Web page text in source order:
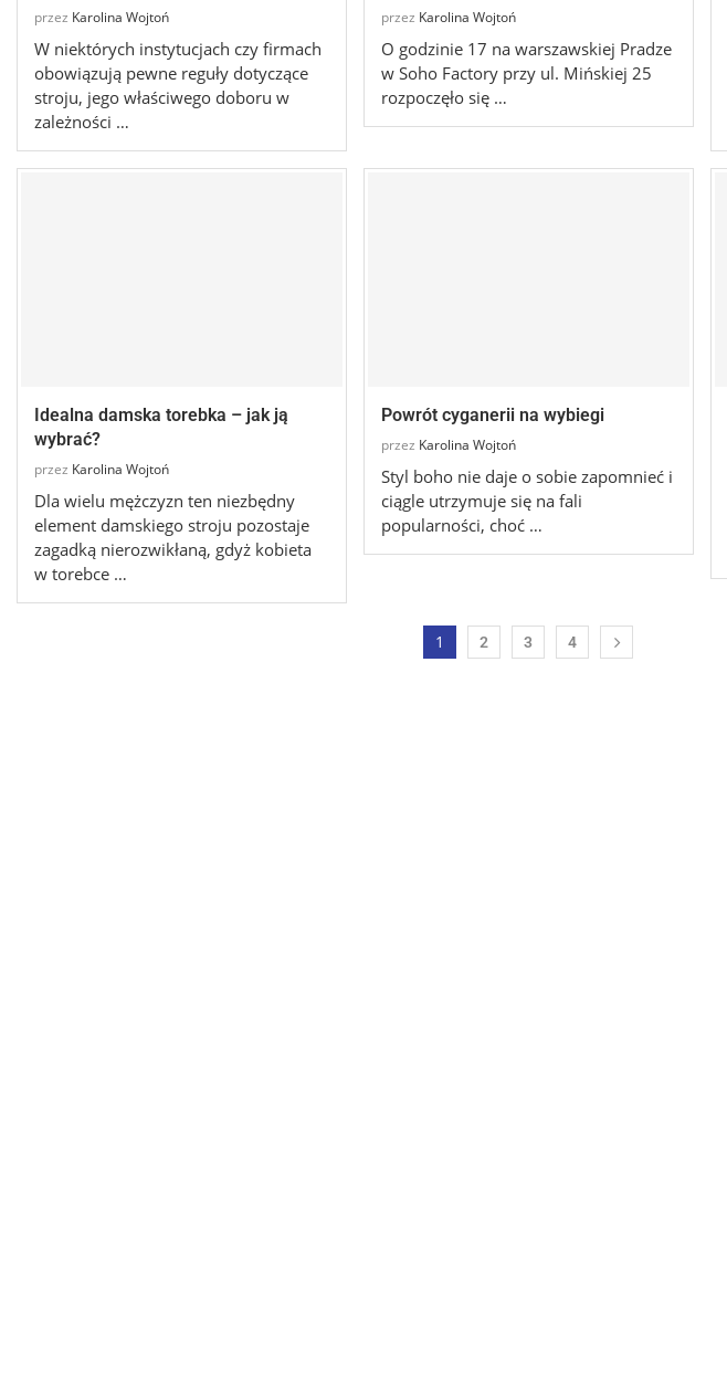
przez Karolina Wojtoń
W niektórych instytucjach czy firmach
obowiązują pewne reguły dotyczące
stroju, jego właściwego doboru w
zależności …
przez Karolina Wojtoń
O godzinie 17 na warszawskiej Pradze
w Soho Factory przy ul. Mińskiej 25
rozpoczęło się …
Idealna damska torebka – jak ją
wybrać?
przez Karolina Wojtoń
Dla wielu mężczyzn ten niezbędny
element damskiego stroju pozostaje
zagadką nierozwikłaną, gdyż kobieta
w torebce …
Powrót cyganerii na wybiegi
przez Karolina Wojtoń
Styl boho nie daje o sobie zapomnieć i
ciągle utrzymuje się na fali
popularności, choć …
1 2 3 4